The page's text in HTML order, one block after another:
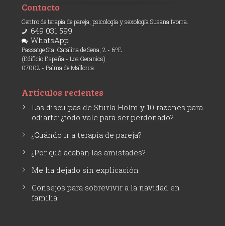
Contacto
Centro de terapia de pareja, psicología y sexología Susana Ivorra.
649 031 599
WhatsApp
Passatge Sta. Catalina de Sena, 2 - 6ºE
(Edificio España - Los Geranios)
07002 - Palma de Mallorca
Artículos recientes
Las disculpas de Sturla Holm y 10 razones para
odiarte: ¿todo vale para ser perdonado?
¿Cuándo ir a terapia de pareja?
¿Por qué acaban las amistades?
Me ha dejado sin explicación
Consejos para sobrevivir a la navidad en
familia